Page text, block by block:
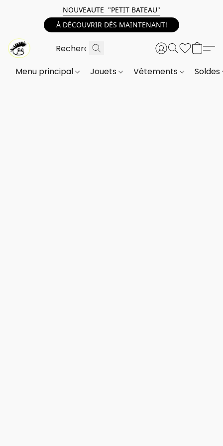
NOUVEAUTE "PETIT BATEAU"
À DÉCOUVRIR DÈS MAINTENANT!
Menu principal Jouets Vêtements Soldes